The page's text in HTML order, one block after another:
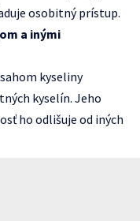
osobitný prístup.
a inými
kyseliny
kyselín. Jeho
ho odlišuje od iných